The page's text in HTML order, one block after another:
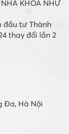
KHOA NHƯ
đầu tư Thành
thay đổi lần 2
Đa, Hà Nội